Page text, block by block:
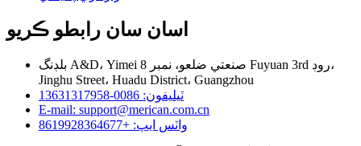
اسان سان رابطو ڪريو
بلڊنگ A&D، Yimei صنعتي ضلعو، نمبر 8 Fuyuan 3rd روڊ،
Jinghu Street، Huadu District، Guangzhou
ٽيليفون: 0086-13631317958
E-mail: support@merican.com.cn
واٽس ايپ: +8619928364677